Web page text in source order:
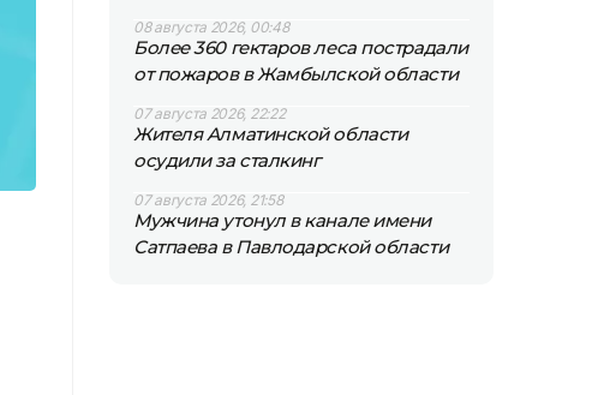
08 августа 2026, 00:48
Более 360 гектаров леса пострадали
от пожаров в Жамбылской области
07 августа 2026, 22:22
Жителя Алматинской области
осудили за сталкинг
07 августа 2026, 21:58
Мужчина утонул в канале имени
Сатпаева в Павлодарской области